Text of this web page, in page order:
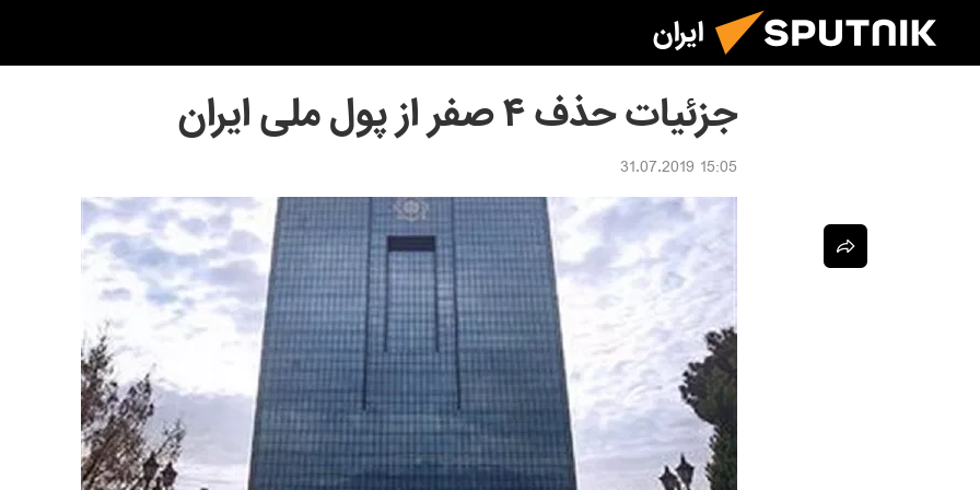
ایران
جزئیات حذف ۴ صفر از پول ملی ایران
15:05 31.07.2019